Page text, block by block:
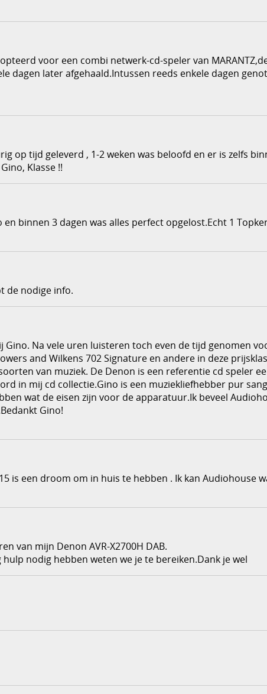
voor een combi netwerk-cd-speler van
dagen later afgehaald.Intussen reeds enkele dagen
op tijd geleverd , 1-2 weken was beloofd en er is zelfs
Klasse !!
binnen 3 dagen was alles perfect opgelost.Echt 1
de nodige info.
Gino. Na vele uren luisteren toch even de tijd genomen
and Wilkens 702 Signature en andere in deze
van muziek. De Denon is een referentie cd speler
in mij cd collectie.Gino is een muziekliefhebber pur
wat de eisen zijn voor de apparatuur.Ik beveel
Gino!
is een droom om in huis te hebben . Ik kan Audiohouse
van mijn Denon AVR-X2700H DAB.
nodig hebben weten we je te bereiken.Dank je wel